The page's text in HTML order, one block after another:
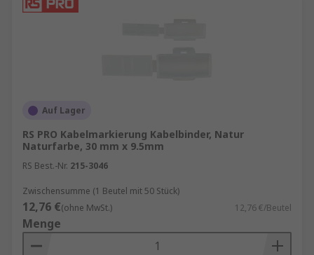
Auf Lager
RS PRO Kabelmarkierung Kabelbinder, Natur
Naturfarbe, 30 mm x 9.5mm
RS Best.-Nr. 215-3046
Zwischensumme (1 Beutel mit 50 Stück)
12,76 €(ohne MwSt.) 12,76 €/Beutel
Menge